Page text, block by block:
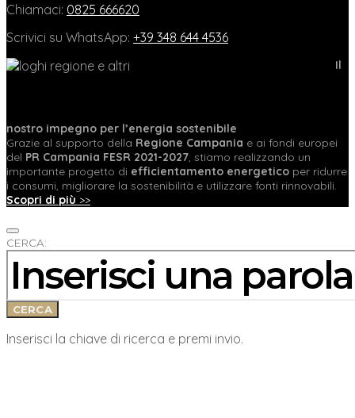
Chiamaci: 0825 666620
Scrivici su WhatsApp: +39 348 644 4536
Il
nostro impegno per l’energia sostenibile
Grazie al supporto della Regione Campania e ai fondi europei
del PR Campania FESR 2021-2027, stiamo realizzando un
importante progetto di efficientamento energetico per ridurre
i consumi, migliorare la sostenibilità e utilizzare fonti rinnovabili.
Scopri di più >>
CERCA:
CERCA
Inserisci la chiave di ricerca e premi invio.